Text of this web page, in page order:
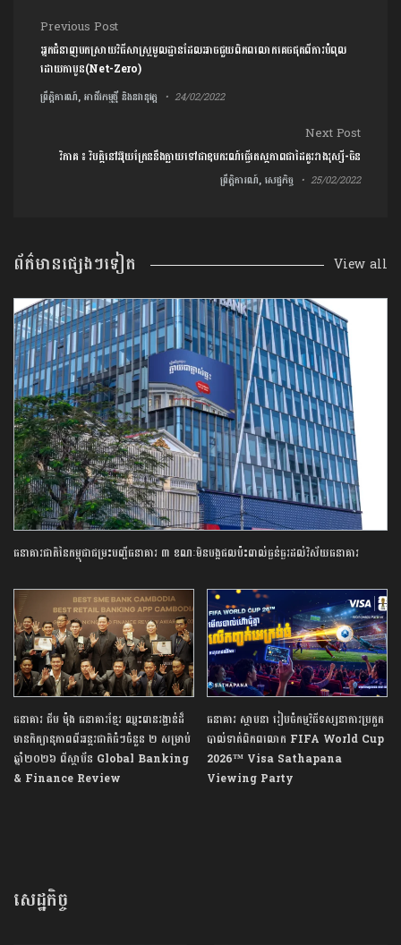
Post navigation
Previous Post
អ្នកជំនាញបកស្រាយវិធីសាស្ត្រមូលដ្ឋានដែលអាចជួយពិភពលោកគេចផុតពីការបំពុល
ដោយកាបូន(Net-Zero)
ព្រឹត្តិការណ៍, អាជីវកម្មថ្មី និងនវានុវត្ត 24/02/2022
Next Post
វិភាគ ៖ វិបត្តិនៅអ៊ុយក្រែននឹងក្លាយទៅជាឧបករណ៍ធ្វើតេស្តភាពជាដៃគូរវាងរុស្សី-ចិន
ព្រឹត្តិការណ៍, សេដ្ឋកិច្ច 25/02/2022
ព័ត៌មានផ្សេងៗទៀត View all
ធនាគារ​ជាតិ​នៃ​កម្ពុជា​ជម្រះ​បញ្ជី​ធនាគារ​ ​៣​ ​ខណៈ​មិន​បង្ក​ផលប៉ះពាល់​ធ្ងន់ធ្ងរ​ដល់​វិស័យ​ធនាគារ​
ធនាគារ ជីប ម៉ុង ធនាគារខ្មែរ ឈ្នះពានរង្វាន់ដ៏
មានកិត្យានុភាពពីអន្តរជាតិធំៗចំនួន ២ សម្រាប់
ឆ្នាំ២០២៦ ពីស្ថាប័ន Global Banking
& Finance Review
ធនាគារ ស្ថាបនា រៀបចំកម្មវិធីទស្សនាការប្រកួត
បាល់ទាត់ពិភពលោក FIFA World Cup
2026™ Visa Sathapana
Viewing Party​
សេដ្ឋកិច្ច